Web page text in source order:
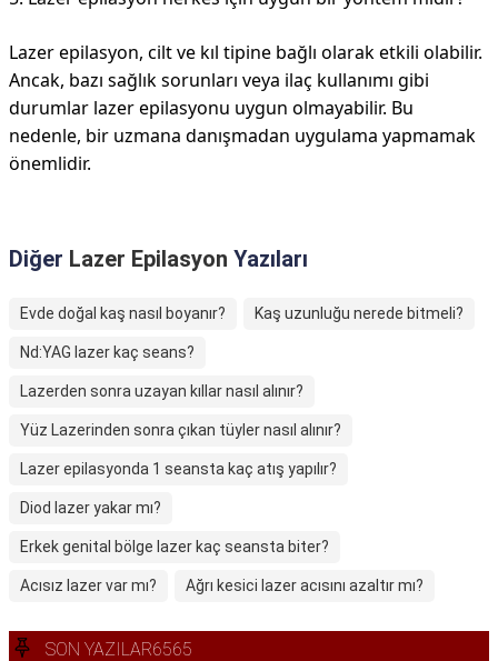
Lazer epilasyon, cilt ve kıl tipine bağlı olarak etkili olabilir.
Ancak, bazı sağlık sorunları veya ilaç kullanımı gibi
durumlar lazer epilasyonu uygun olmayabilir. Bu
nedenle, bir uzmana danışmadan uygulama yapmamak
önemlidir.
Diğer Lazer Epilasyon Yazıları
Evde doğal kaş nasıl boyanır? Kaş uzunluğu nerede bitmeli?
Nd:YAG lazer kaç seans?
Lazerden sonra uzayan kıllar nasıl alınır?
Yüz Lazerinden sonra çıkan tüyler nasıl alınır?
Lazer epilasyonda 1 seansta kaç atış yapılır?
Diod lazer yakar mı?
Erkek genital bölge lazer kaç seansta biter?
Acısız lazer var mı? Ağrı kesici lazer acısını azaltır mı?
SON YAZILAR6565